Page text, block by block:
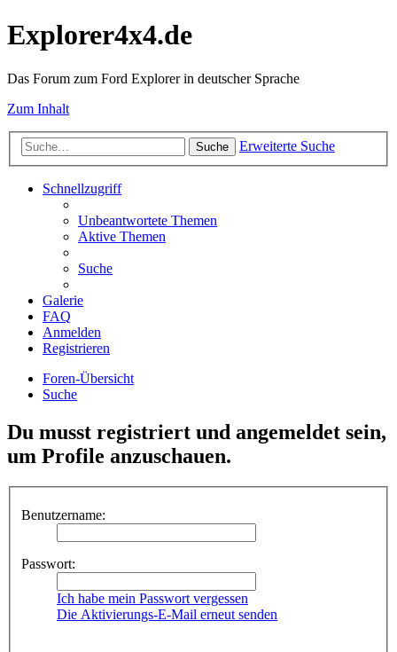
Explorer4x4.de
Das Forum zum Ford Explorer in deutscher Sprache
Zum Inhalt
Suche Erweiterte Suche
Schnellzugriff
Unbeantwortete Themen
Aktive Themen
Suche
Galerie
FAQ
Anmelden
Registrieren
Foren-Übersicht
Suche
Du musst registriert und angemeldet sein,
um Profile anzuschauen.
Benutzername:
Passwort:
Ich habe mein Passwort vergessen
Die Aktivierungs-E-Mail erneut senden